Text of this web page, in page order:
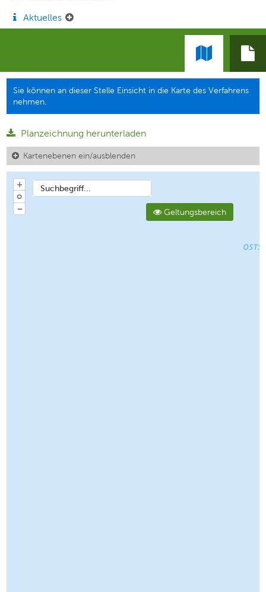
Aktuelles
Sie können an dieser Stelle Einsicht in die Karte des Verfahrens
nehmen.
Planzeichnung herunterladen
Kartenebenen ein/ausblenden
Suchbegriff...
Geltungsbereich
+
o
−